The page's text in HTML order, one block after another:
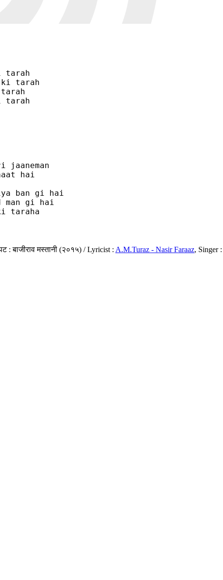
tarah
ki tarah
tarah
hai
ban gi hai
man gi hai
: बाजीराव मस्तानी (२०१५) / Lyricist : A.M.Turaz - Nasir Faraaz, Singer :